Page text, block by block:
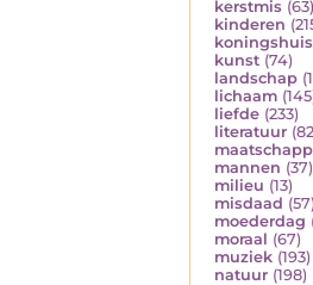
kerstmis (63)
kinderen
koningshuis
kunst (74)
landschap
lichaam
liefde (233)
literatuur
mannen (37)
milieu (13)
misdaad (57)
moederdag
moraal (67)
muziek (193)
natuur (198)